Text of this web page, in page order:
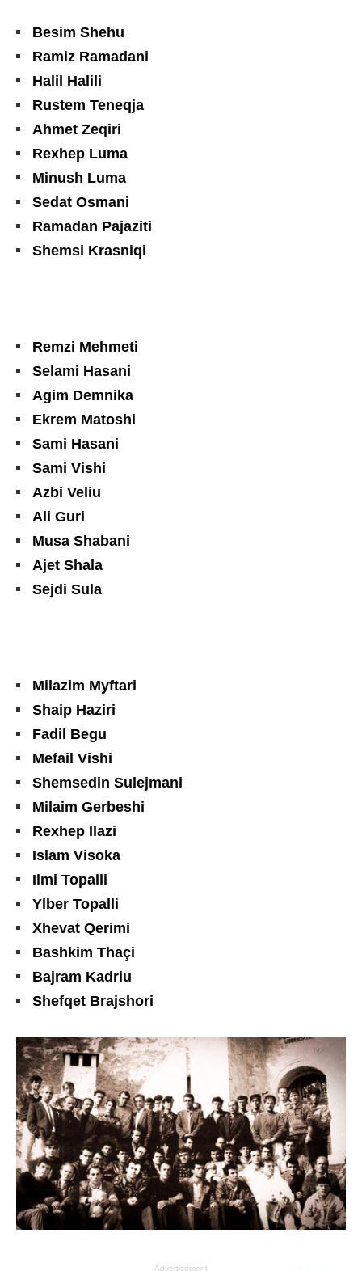
Besim Shehu
Ramiz Ramadani
Halil Halili
Rustem Teneqja
Ahmet Zeqiri
Rexhep Luma
Minush Luma
Sedat Osmani
Ramadan Pajaziti
Shemsi Krasniqi
Remzi Mehmeti
Selami Hasani
Agim Demnika
Ekrem Matoshi
Sami Hasani
Sami Vishi
Azbi Veliu
Ali Guri
Musa Shabani
Ajet Shala
Sejdi Sula
Milazim Myftari
Shaip Haziri
Fadil Begu
Mefail Vishi
Shemsedin Sulejmani
Milaim Gerbeshi
Rexhep Ilazi
Islam Visoka
Ilmi Topalli
Ylber Topalli
Xhevat Qerimi
Bashkim Thaçi
Bajram Kadriu
Shefqet Brajshori
Advertisement